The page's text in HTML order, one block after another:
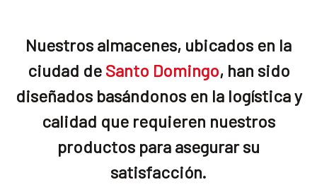
Nuestros almacenes, ubicados en la
ciudad de Santo Domingo, han sido
diseñados basándonos en la logística y
calidad que requieren nuestros
productos para asegurar su
satisfacción.